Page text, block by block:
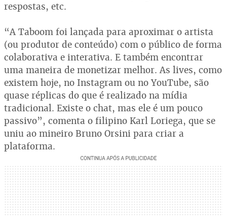
respostas, etc.
“A Taboom foi lançada para aproximar o artista
(ou produtor de conteúdo) com o público de forma
colaborativa e interativa. E também encontrar
uma maneira de monetizar melhor. As lives, como
existem hoje, no Instagram ou no YouTube, são
quase réplicas do que é realizado na mídia
tradicional. Existe o chat, mas ele é um pouco
passivo”, comenta o filipino Karl Loriega, que se
uniu ao mineiro Bruno Orsini para criar a
plataforma.